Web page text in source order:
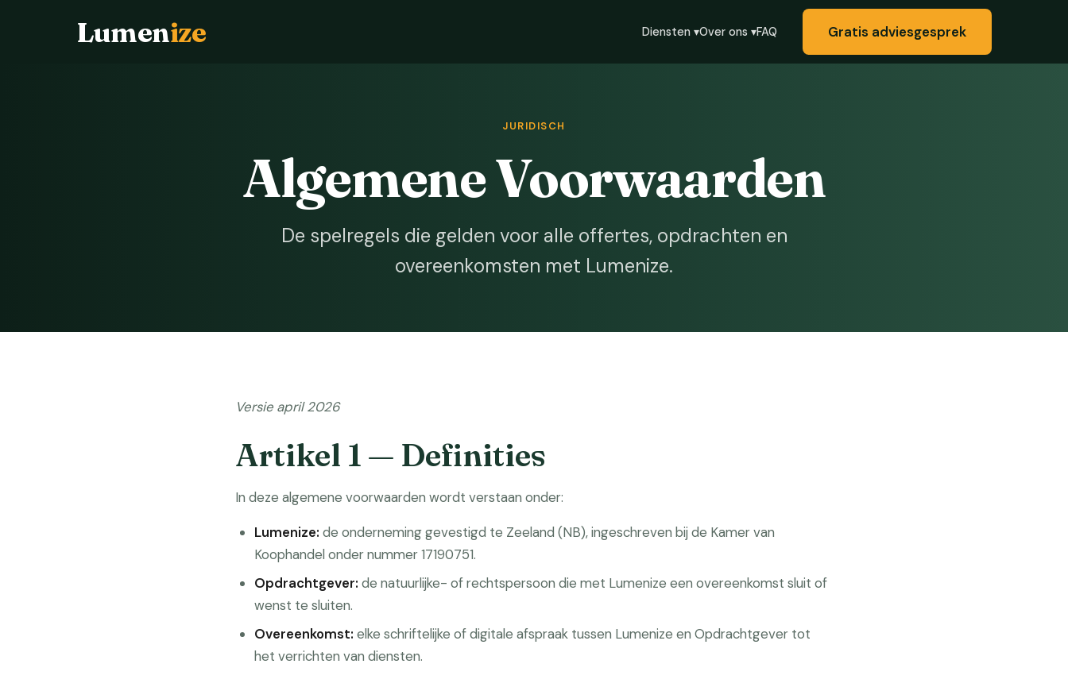
Lumenize Diensten ▾Over ons ▾FAQ Gratis adviesgesprek
JURIDISCH
Algemene Voorwaarden
De spelregels die gelden voor alle offertes, opdrachten en
overeenkomsten met Lumenize.
Versie april 2026
Artikel 1 — Definities
In deze algemene voorwaarden wordt verstaan onder:
Lumenize: de onderneming gevestigd te Zeeland (NB), ingeschreven bij de Kamer van
Koophandel onder nummer 17190751.
Opdrachtgever: de natuurlijke- of rechtspersoon die met Lumenize een overeenkomst sluit of
wenst te sluiten.
Overeenkomst: elke schriftelijke of digitale afspraak tussen Lumenize en Opdrachtgever tot
het verrichten van diensten.